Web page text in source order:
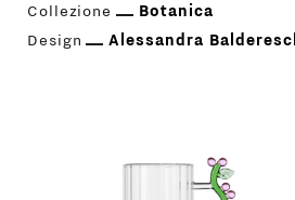
Collezione
Botanica
Design
Alessandra